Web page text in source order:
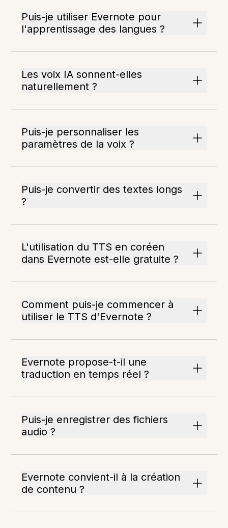
Puis-je utiliser Evernote pour
l'apprentissage des langues ?
Les voix IA sonnent-elles
naturellement ?
Puis-je personnaliser les
paramètres de la voix ?
Puis-je convertir des textes longs
?
L'utilisation du TTS en coréen
dans Evernote est-elle gratuite ?
Comment puis-je commencer à
utiliser le TTS d'Evernote ?
Evernote propose-t-il une
traduction en temps réel ?
Puis-je enregistrer des fichiers
audio ?
Evernote convient-il à la création
de contenu ?